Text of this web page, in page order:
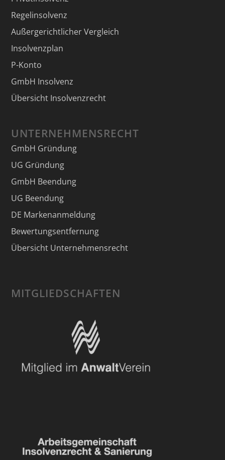
Regelinsolvenz
Außergerichtlicher Vergleich
Insolvenzplan
P-Konto
GmbH Insolvenz
Übersicht Insolvenzrecht
UNTERNEHMENSRECHT
GmbH Gründung
UG Gründung
GmbH Beendung
UG Beendung
DE Markenanmeldung
Bewertungsentfernung
Übersicht Unternehmensrecht
MITGLIEDSCHAFTEN